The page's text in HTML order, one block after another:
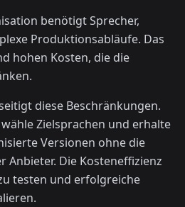
benötigt Sprecher,
Produktionsabläufe. Das
hohen Kosten, die die
diese Beschränkungen.
Zielsprachen und erhalte
Versionen ohne die
Die Kosteneffizienz
testen und erfolgreiche